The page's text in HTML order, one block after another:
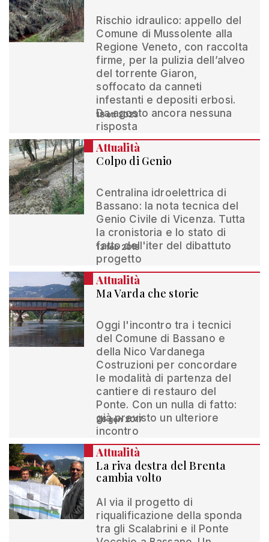
Rischio idraulico: appello del
Comune di Mussolente alla
Regione Veneto, con raccolta
firme, per la pulizia dell’alveo
del torrente Giaron,
soffocato da canneti
infestanti e depositi erbosi.
Da agosto ancora nessuna
risposta
18 ott 2023
Attualità
Colpo di Genio
Centralina idroelettrica di
Bassano: la nota tecnica del
Genio Civile di Vicenza. Tutta
la cronistoria e lo stato di
fatto dell'iter del dibattuto
progetto
13 feb 2018
Attualità
Ma Varda che storie
Oggi l'incontro tra i tecnici
del Comune di Bassano e
della Nico Vardanega
Costruzioni per concordare
le modalità di partenza del
cantiere di restauro del
Ponte. Con un nulla di fatto:
già previsto un ulteriore
incontro
26 gen 2017
Attualità
La riva destra del Brenta
cambia volto
Al via il progetto di
riqualificazione della sponda
tra gli Scalabrini e il Ponte